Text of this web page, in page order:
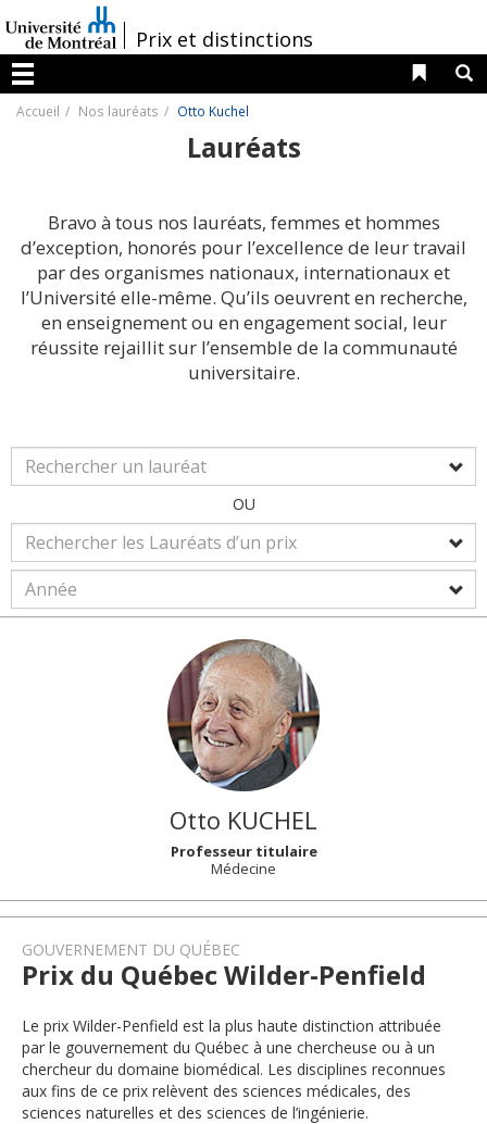
au
contenu
/Prix et distinctions
Menu
Liens
Accueil Nos lauréats Otto Kuchel
Lauréats
Bravo à tous nos lauréats, femmes et hommes
d’exception, honorés pour l’excellence de leur travail
par des organismes nationaux, internationaux et
l’Université elle-même. Qu’ils oeuvrent en recherche,
en enseignement ou en engagement social, leur
réussite rejaillit sur l’ensemble de la communauté
universitaire.
OU
Otto KUCHEL
Professeur titulaire
Médecine
GOUVERNEMENT DU QUÉBEC
Prix du Québec Wilder-Penfield
Le prix Wilder-Penfield est la plus haute distinction attribuée
par le gouvernement du Québec à une chercheuse ou à un
chercheur du domaine biomédical. Les disciplines reconnues
aux fins de ce prix relèvent des sciences médicales, des
sciences naturelles et des sciences de l’ingénierie.